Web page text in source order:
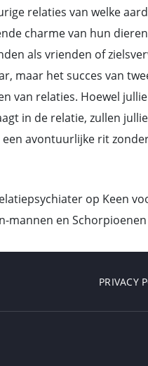
relaties van welke
charme van hun
als vrienden of
maar het succes van
van relaties. Hoewel
in de relatie, zullen
avontuurlijke rit
op Keen
mannen en
PRIVACY